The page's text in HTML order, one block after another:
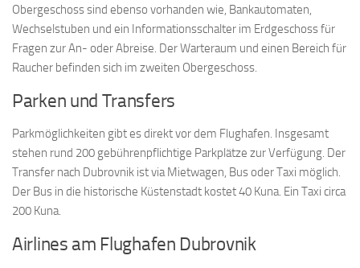
Obergeschoss sind ebenso vorhanden wie, Bankautomaten,
Wechselstuben und ein Informationsschalter im Erdgeschoss für
Fragen zur An- oder Abreise. Der Warteraum und einen Bereich für
Raucher befinden sich im zweiten Obergeschoss.
Parken und Transfers
Parkmöglichkeiten gibt es direkt vor dem Flughafen. Insgesamt
stehen rund 200 gebührenpflichtige Parkplätze zur Verfügung. Der
Transfer nach Dubrovnik ist via Mietwagen, Bus oder Taxi möglich.
Der Bus in die historische Küstenstadt kostet 40 Kuna. Ein Taxi circa
200 Kuna.
Airlines am Flughafen Dubrovnik